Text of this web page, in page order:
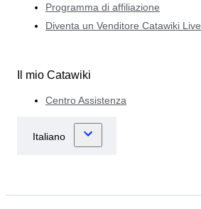
Programma di affiliazione
Diventa un Venditore Catawiki Live
Il mio Catawiki
Centro Assistenza